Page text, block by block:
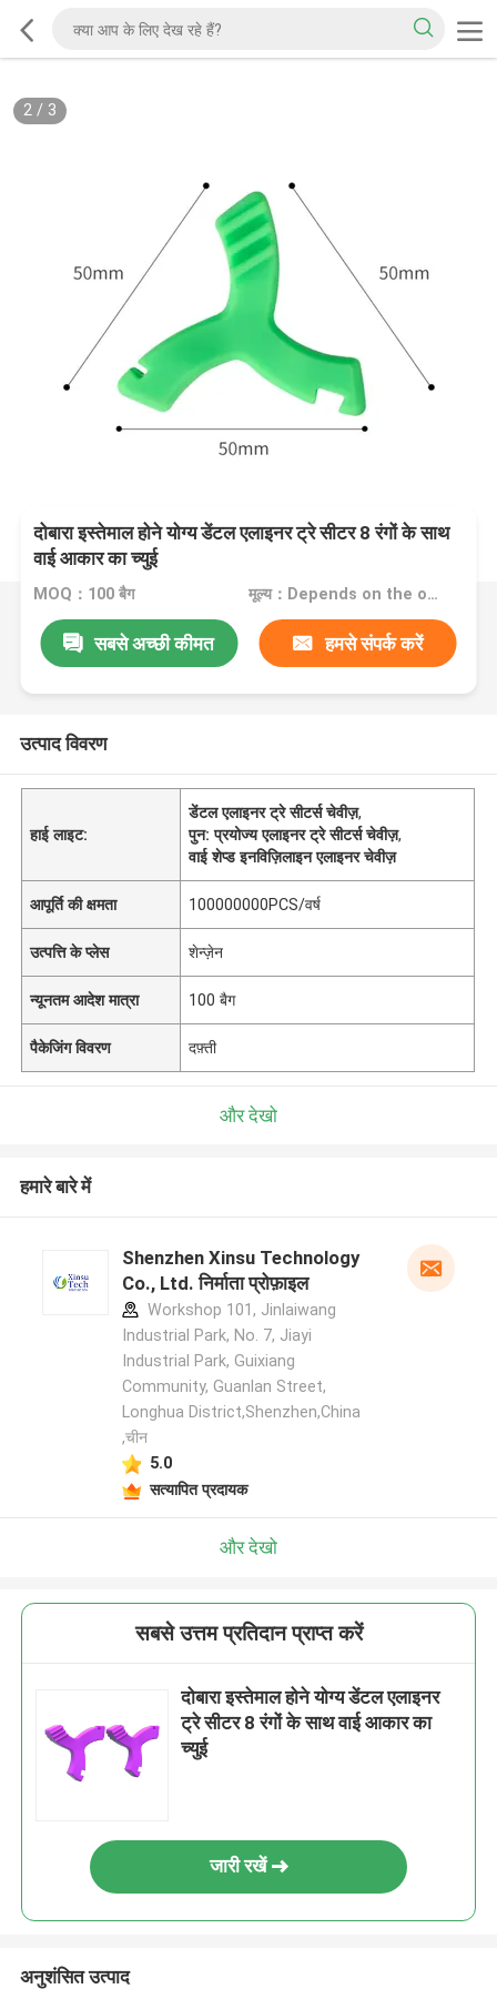
2/ 3
दोबारा इस्तेमाल होने योग्य डेंटल एलाइनर ट्रे सीटर 8 रंगों के साथ
वाई आकार का च्युई
MOQ：100 बैग मूल्य：Depends on the order quantity
सबसे अच्छी कीमत हमसे संपर्क करें
उत्पाद विवरण
हाई लाइट:
डेंटल एलाइनर ट्रे सीटर्स चेवीज़,
पुन: प्रयोज्य एलाइनर ट्रे सीटर्स चेवीज़,
वाई शेप्ड इनविज़िलाइन एलाइनर चेवीज़
आपूर्ति की क्षमता 100000000PCS/वर्ष
उत्पत्ति के प्लेस शेन्ज़ेन
न्यूनतम आदेश मात्रा 100 बैग
पैकेजिंग विवरण दफ़्ती
और देखो
हमारे बारे में
Shenzhen Xinsu Technology
Co., Ltd. निर्माता प्रोफ़ाइल
Workshop 101, Jinlaiwang
Industrial Park, No. 7, Jiayi
Industrial Park, Guixiang
Community, Guanlan Street,
Longhua District,Shenzhen,China
,चीन
5.0
सत्यापित प्रदायक
और देखो
सबसे उत्तम प्रतिदान प्राप्त करें
दोबारा इस्तेमाल होने योग्य डेंटल एलाइनर
ट्रे सीटर 8 रंगों के साथ वाई आकार का
च्युई
जारी रखें
अनुशंसित उत्पाद